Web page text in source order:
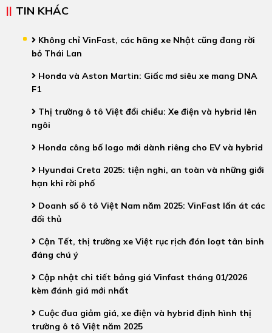
TIN KHÁC
Không chỉ VinFast, các hãng xe Nhật cũng đang rời
bỏ Thái Lan
Honda và Aston Martin: Giấc mơ siêu xe mang DNA
F1
Thị trường ô tô Việt đổi chiều: Xe điện và hybrid lên
ngôi
Honda công bố logo mới dành riêng cho EV và hybrid
Hyundai Creta 2025: tiện nghi, an toàn và những giới
hạn khi rời phố
Doanh số ô tô Việt Nam năm 2025: VinFast lấn át các
đối thủ
Cận Tết, thị trường xe Việt rục rịch đón loạt tân binh
đáng chú ý
Cập nhật chi tiết bảng giá Vinfast tháng 01/2026
kèm đánh giá mới nhất
Cuộc đua giảm giá, xe điện và hybrid định hình thị
trường ô tô Việt năm 2025